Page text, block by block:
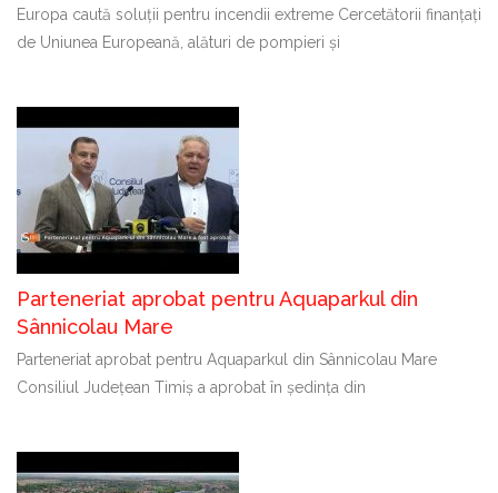
Europa caută soluții pentru incendii extreme Cercetătorii finanțați
de Uniunea Europeană, alături de pompieri și
Parteneriat aprobat pentru Aquaparkul din
Sânnicolau Mare
Parteneriat aprobat pentru Aquaparkul din Sânnicolau Mare
Consiliul Județean Timiș a aprobat în ședința din